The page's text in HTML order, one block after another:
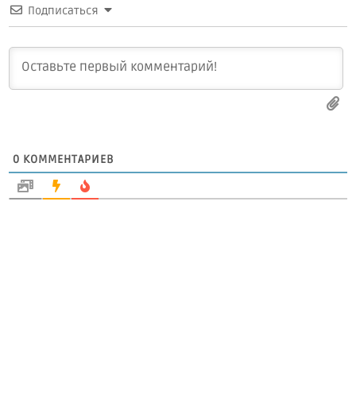
Подписаться
0 КОММЕНТАРИЕВ